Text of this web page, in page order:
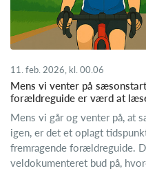
11. feb. 2026, kl. 00.06
Mens vi venter på
forældreguide er værd at
Mens vi går og venter på, at
igen, er det et oplagt
fremragende forældreguide.
veldokumenteret bud på,